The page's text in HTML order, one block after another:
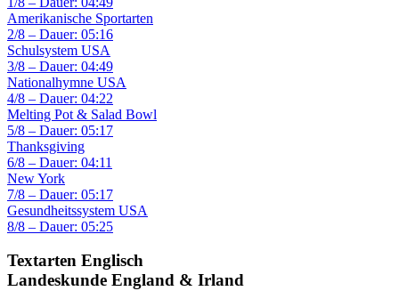
Amerikanische Sportarten
2/8 – Dauer: 05:16
Schulsystem USA
3/8 – Dauer: 04:49
Nationalhymne USA
4/8 – Dauer: 04:22
Melting Pot & Salad Bowl
5/8 – Dauer: 05:17
Thanksgiving
6/8 – Dauer: 04:11
New York
7/8 – Dauer: 05:17
Gesundheitssystem USA
8/8 – Dauer: 05:25
Textarten Englisch
Landeskunde England & Irland